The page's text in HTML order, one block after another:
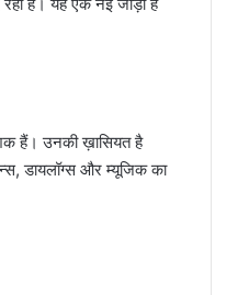
हैं। उनकी ख़ासियत है
डायलॉग्स और म्यूजिक का